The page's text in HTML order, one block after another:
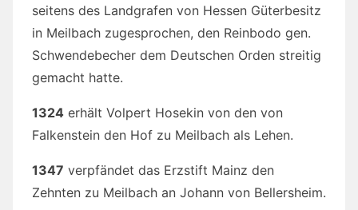
seitens des Landgrafen von Hessen Güterbesitz
in Meilbach zugesprochen, den Reinbodo gen.
Schwendebecher dem Deutschen Orden streitig
gemacht hatte.
1324 erhält Volpert Hosekin von den von
Falkenstein den Hof zu Meilbach als Lehen.
1347 verpfändet das Erzstift Mainz den
Zehnten zu Meilbach an Johann von Bellersheim.